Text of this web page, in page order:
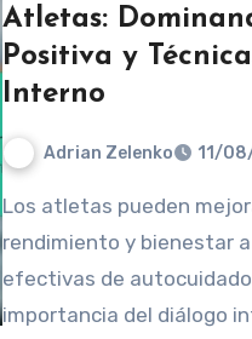
Atletas:
Positiva y
Interno
Adrian Zelenko 11/
Los atletas pueden mejorar significativamente su
rendimiento y bienestar
efectivas de
importancia del diálogo